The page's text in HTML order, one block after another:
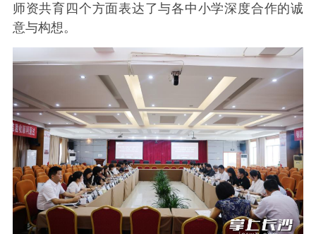
师资共育四个方面表达了与各中小学深度合作的诚
意与构想。